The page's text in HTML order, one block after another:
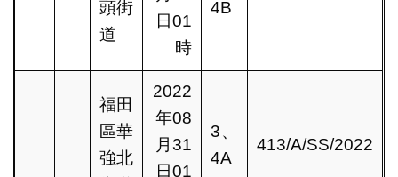
頭街
道
日01
時
4B
福田
區華
強北
2022
年08
月31
日01
3、
4A
413/A/SS/2022